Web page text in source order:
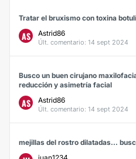
Tratar el bruxismo con toxina
AS Astrid86
Últ. comentario: 14 sept 2024
Busco un buen cirujano
reducción y asimetría facial
AS Astrid86
Últ. comentario: 14 sept 2024
mejillas del rostro dilatadas...